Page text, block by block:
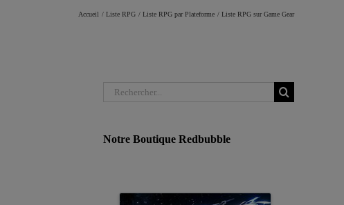
Accueil Liste RPG Liste RPG par Plateforme Liste RPG sur Game Gear
Rechercher:
Notre Boutique Redbubble